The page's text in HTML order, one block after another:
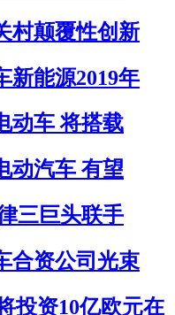
村颠覆性创新
新能源2019年
动车 将搭载
动汽车 有望
三巨头联手
合资公司光束
投资10亿欧元在